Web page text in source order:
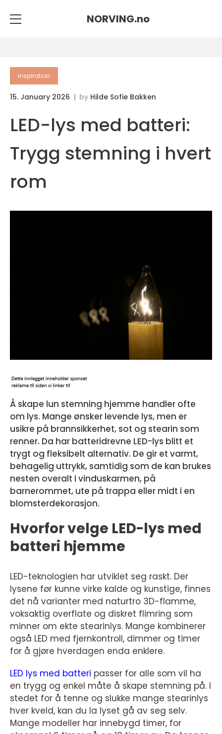
NORVING.no
inspiration
15. January 2026 by Hilde Sofie Bakken
LED-lys med batteri:
Trygg stemning i hvert
rom
Å skape lun stemning hjemme handler ofte
om lys. Mange ønsker levende lys, men er
usikre på brannsikkerhet, sot og stearin som
renner. Da har batteridrevne LED-lys blitt et
trygt og fleksibelt alternativ. De gir et varmt,
behagelig uttrykk, samtidig som de kan brukes
nesten overalt i vinduskarmen, på
barnerommet, ute på trappa eller midt i en
blomsterdekorasjon.
Hvorfor velge LED-lys med
batteri hjemme
LED-teknologien har utviklet seg raskt. Der
lysene før kunne virke kalde og kunstige, finnes
det nå varianter med naturtro 3D-flamme,
voksaktig overflate og diskret flimring som
minner om ekte stearinlys. Mange kombinerer
også LED med fjernkontroll, dimmer og timer
for å gjøre hverdagen enda enklere.
LED lys med batteri passer for alle som vil ha
en trygg og enkel måte å skape stemning på. I
stedet for å tenne og slukke mange stearinlys
hver kveld, kan du la lyset gå av seg selv.
Mange modeller har innebygd timer, for